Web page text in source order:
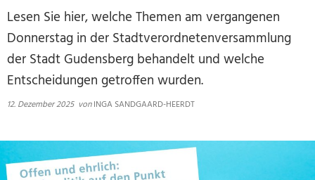
Lesen Sie hier, welche Themen am vergangenen
Donnerstag in der Stadtverordnetenversammlung
der Stadt Gudensberg behandelt und welche
Entscheidungen getroffen wurden.
12. Dezember 2025 vonINGA SANDGAARD-HEERDT